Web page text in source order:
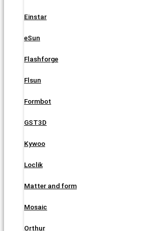
Einstar
eSun
Flashforge
Flsun
Formbot
GST3D
Kywoo
Loclik
Matter and form
Mosaic
Orthur